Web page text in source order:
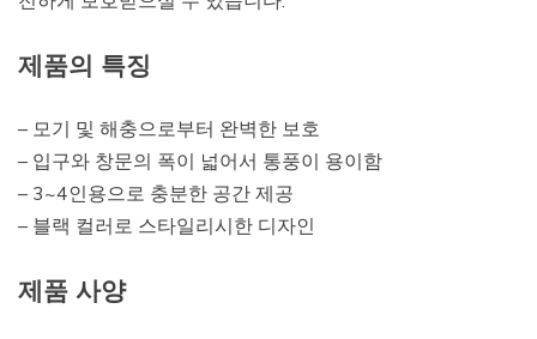
제품의 특징
– 모기 및 해충으로부터 완벽한 보호
– 입구와 창문의 폭이 넓어서 통풍이 용이함
– 3~4인용으로 충분한 공간 제공
– 블랙 컬러로 스타일리시한 디자인
제품 사양